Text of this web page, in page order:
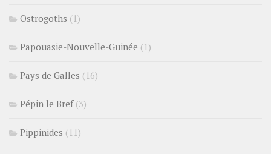
Ostrogoths (1)
Papouasie-Nouvelle-Guinée (1)
Pays de Galles (16)
Pépin le Bref(3)
Pippinides (11)